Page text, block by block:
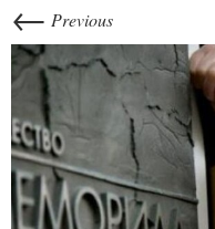
← Previous